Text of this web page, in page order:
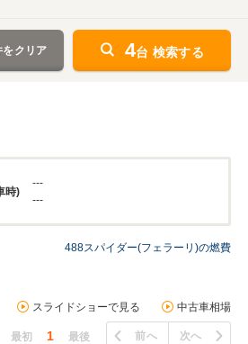
をクリア 4台 検索する
時)
---
---
488スパイダー(フェラーリ)の燃費
スライドショーで見る 中古車相場
最初 1 最後 前へ 次へ